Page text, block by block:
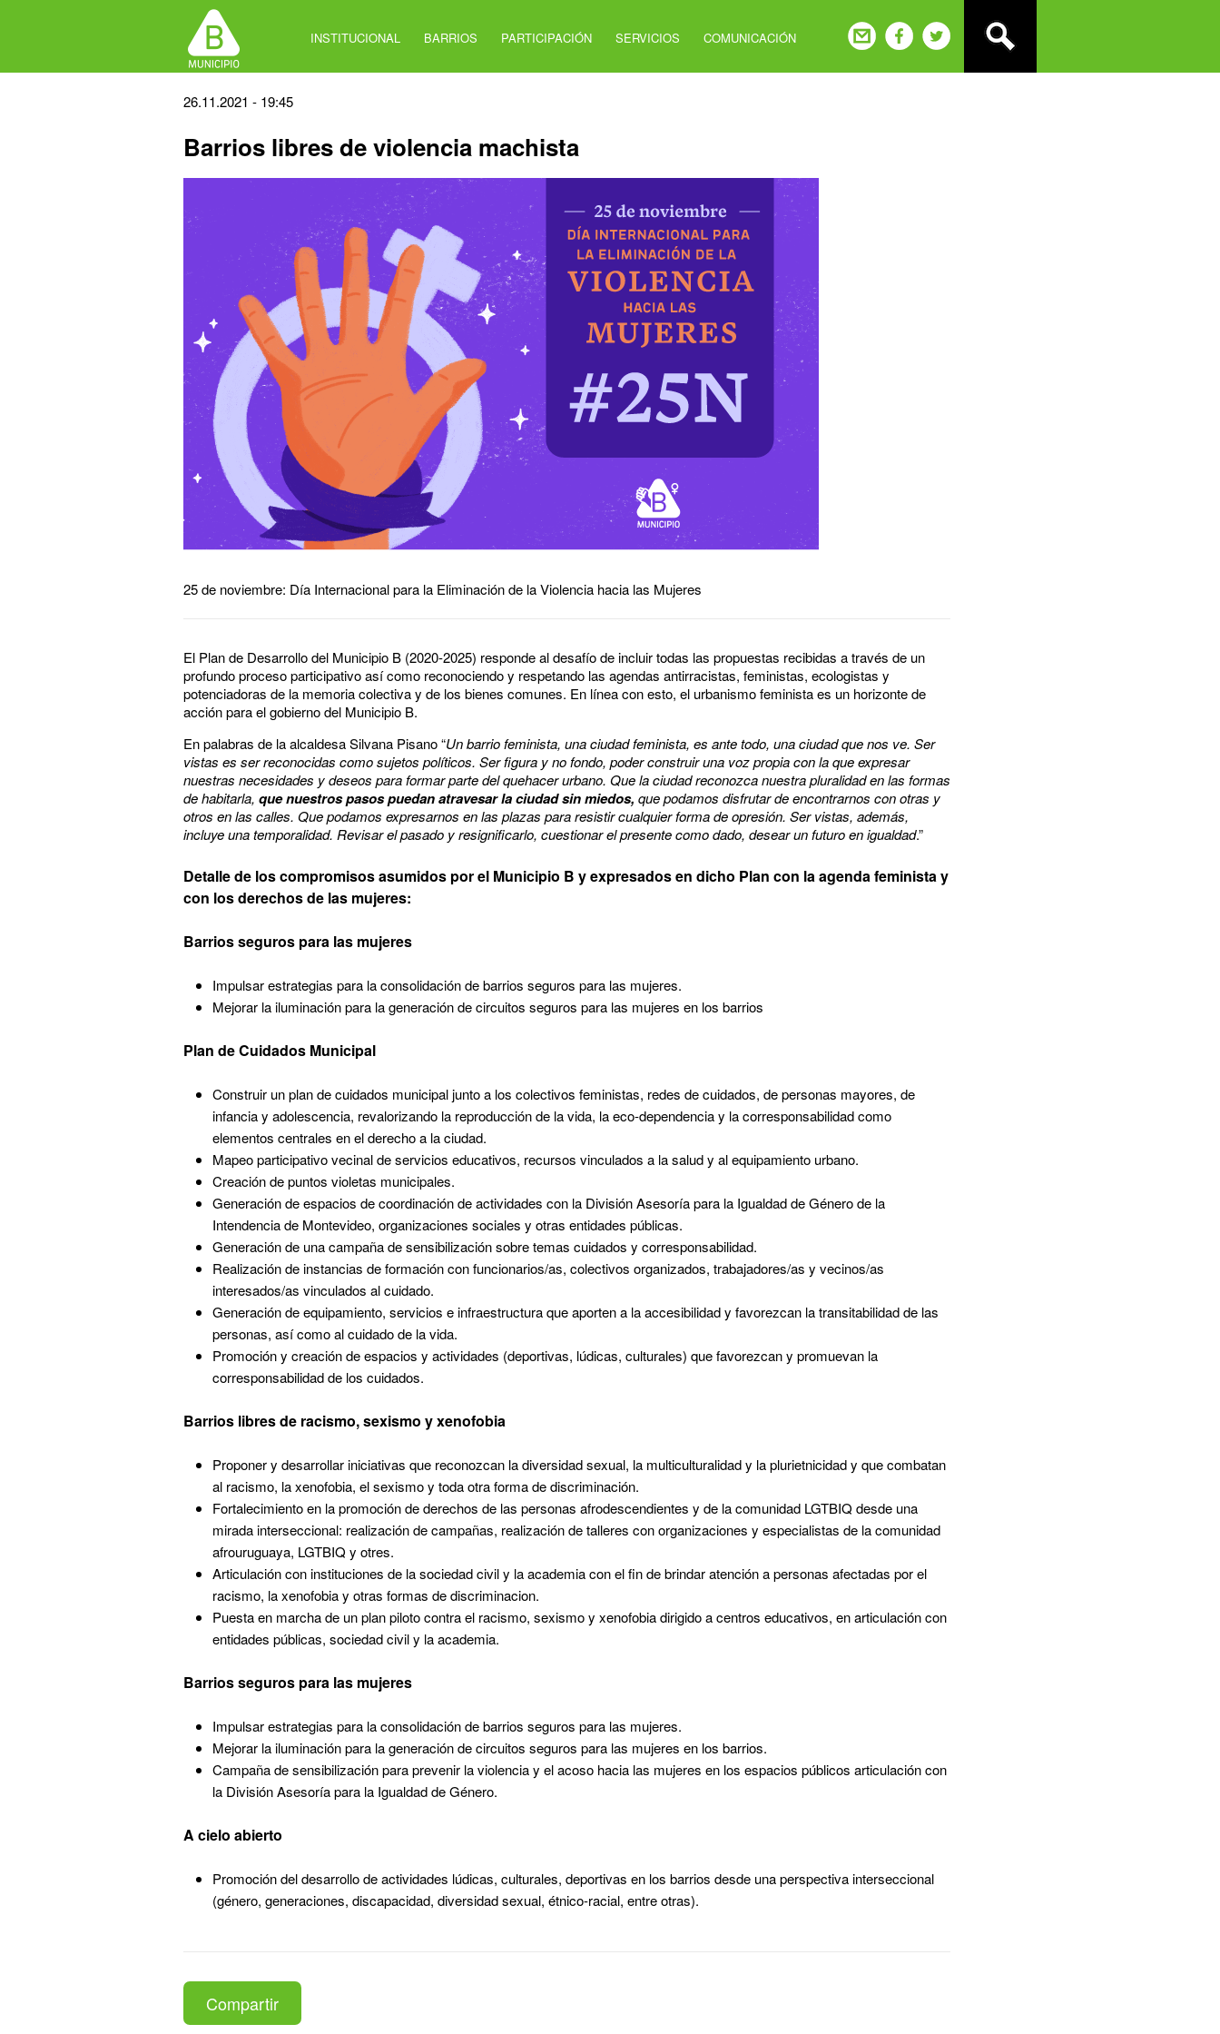
INSTITUCIONAL BARRIOS PARTICIPACIÓN SERVICIOS COMUNICACIÓN
Back
top
26.11.2021 - 19:45
Barrios libres de violencia machista
25 de noviembre: Día Internacional para la Eliminación de la Violencia hacia las Mujeres
El Plan de Desarrollo del Municipio B (2020-2025) responde al desafío de incluir todas las propuestas recibidas a través de un
profundo proceso participativo así como reconociendo y respetando las agendas antirracistas, feministas, ecologistas y
potenciadoras de la memoria colectiva y de los bienes comunes. En línea con esto, el urbanismo feminista es un horizonte de
acción para el gobierno del Municipio B.
En palabras de la alcaldesa Silvana Pisano “Un barrio feminista, una ciudad feminista, es ante todo, una ciudad que nos ve. Ser
vistas es ser reconocidas como sujetos políticos. Ser figura y no fondo, poder construir una voz propia con la que expresar
nuestras necesidades y deseos para formar parte del quehacer urbano. Que la ciudad reconozca nuestra pluralidad en las formas
de habitarla, que nuestros pasos puedan atravesar la ciudad sin miedos, que podamos disfrutar de encontrarnos con otras y
otros en las calles. Que podamos expresarnos en las plazas para resistir cualquier forma de opresión. Ser vistas, además,
incluye una temporalidad. Revisar el pasado y resignificarlo, cuestionar el presente como dado, desear un futuro en igualdad.”
Detalle de los compromisos asumidos por el Municipio B y expresados en dicho Plan con la agenda feminista y
con los derechos de las mujeres:
Barrios seguros para las mujeres
Impulsar estrategias para la consolidación de barrios seguros para las mujeres.
Mejorar la iluminación para la generación de circuitos seguros para las mujeres en los barrios
Plan de Cuidados Municipal
Construir un plan de cuidados municipal junto a los colectivos feministas, redes de cuidados, de personas mayores, de
infancia y adolescencia, revalorizando la reproducción de la vida, la eco-dependencia y la corresponsabilidad como
elementos centrales en el derecho a la ciudad.
Mapeo participativo vecinal de servicios educativos, recursos vinculados a la salud y al equipamiento urbano.
Creación de puntos violetas municipales.
Generación de espacios de coordinación de actividades con la División Asesoría para la Igualdad de Género de la
Intendencia de Montevideo, organizaciones sociales y otras entidades públicas.
Generación de una campaña de sensibilización sobre temas cuidados y corresponsabilidad.
Realización de instancias de formación con funcionarios/as, colectivos organizados, trabajadores/as y vecinos/as
interesados/as vinculados al cuidado.
Generación de equipamiento, servicios e infraestructura que aporten a la accesibilidad y favorezcan la transitabilidad de las
personas, así como al cuidado de la vida.
Promoción y creación de espacios y actividades (deportivas, lúdicas, culturales) que favorezcan y promuevan la
corresponsabilidad de los cuidados.
Barrios libres de racismo, sexismo y xenofobia
Proponer y desarrollar iniciativas que reconozcan la diversidad sexual, la multiculturalidad y la plurietnicidad y que combatan
al racismo, la xenofobia, el sexismo y toda otra forma de discriminación.
Fortalecimiento en la promoción de derechos de las personas afrodescendientes y de la comunidad LGTBIQ desde una
mirada interseccional: realización de campañas, realización de talleres con organizaciones y especialistas de la comunidad
afrouruguaya, LGTBIQ y otres.
Articulación con instituciones de la sociedad civil y la academia con el fin de brindar atención a personas afectadas por el
racismo, la xenofobia y otras formas de discriminacion.
Puesta en marcha de un plan piloto contra el racismo, sexismo y xenofobia dirigido a centros educativos, en articulación con
entidades públicas, sociedad civil y la academia.
Barrios seguros para las mujeres
Impulsar estrategias para la consolidación de barrios seguros para las mujeres.
Mejorar la iluminación para la generación de circuitos seguros para las mujeres en los barrios.
Campaña de sensibilización para prevenir la violencia y el acoso hacia las mujeres en los espacios públicos articulación con
la División Asesoría para la Igualdad de Género.
A cielo abierto
Promoción del desarrollo de actividades lúdicas, culturales, deportivas en los barrios desde una perspectiva interseccional
(género, generaciones, discapacidad, diversidad sexual, étnico-racial, entre otras).
Compartir